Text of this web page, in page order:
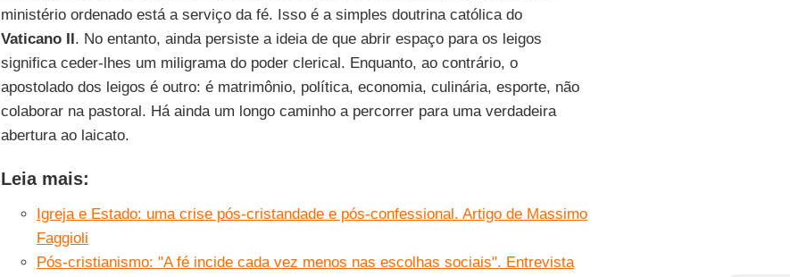
ministério ordenado está a serviço da fé. Isso é a simples doutrina católica do
Vaticano II. No entanto, ainda persiste a ideia de que abrir espaço para os leigos
significa ceder-lhes um miligrama do poder clerical. Enquanto, ao contrário, o
apostolado dos leigos é outro: é matrimônio, política, economia, culinária, esporte, não
colaborar na pastoral. Há ainda um longo caminho a percorrer para uma verdadeira
abertura ao laicato.
Leia mais:
Igreja e Estado: uma crise pós-cristandade e pós-confessional. Artigo de Massimo
Faggioli
Pós-cristianismo: "A fé incide cada vez menos nas escolhas sociais". Entrevista